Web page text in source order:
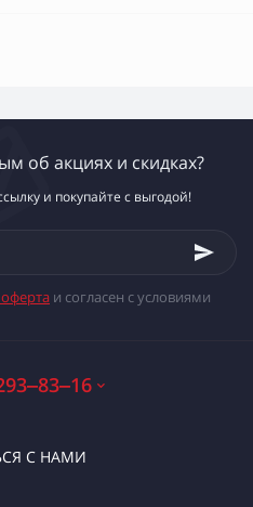
об акциях и скидках?
и покупайте с выгодой!
и согласен с условиями
С НАМИ